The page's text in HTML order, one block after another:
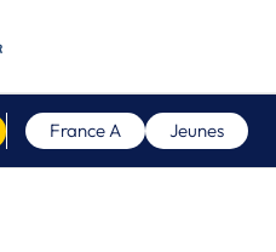
France A Jeunes